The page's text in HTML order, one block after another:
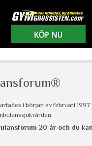
i början av februari
20 år och du